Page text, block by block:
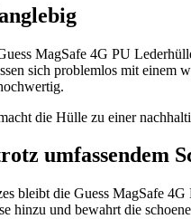
MagSafe 4G PU
sich problemlos mit einem
die Hülle zu einer
umfassendem
bleibt die Guess MagSafe
hinzu und bewahrt die